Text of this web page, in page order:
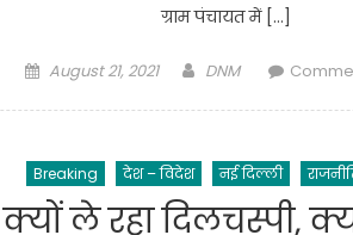
ग्राम पंचायत में […]
Posted
August 21, 2021 Author
DNM
Breaking देश – विदेश नई दिल्ली
ले रहा दिलचस्पी,